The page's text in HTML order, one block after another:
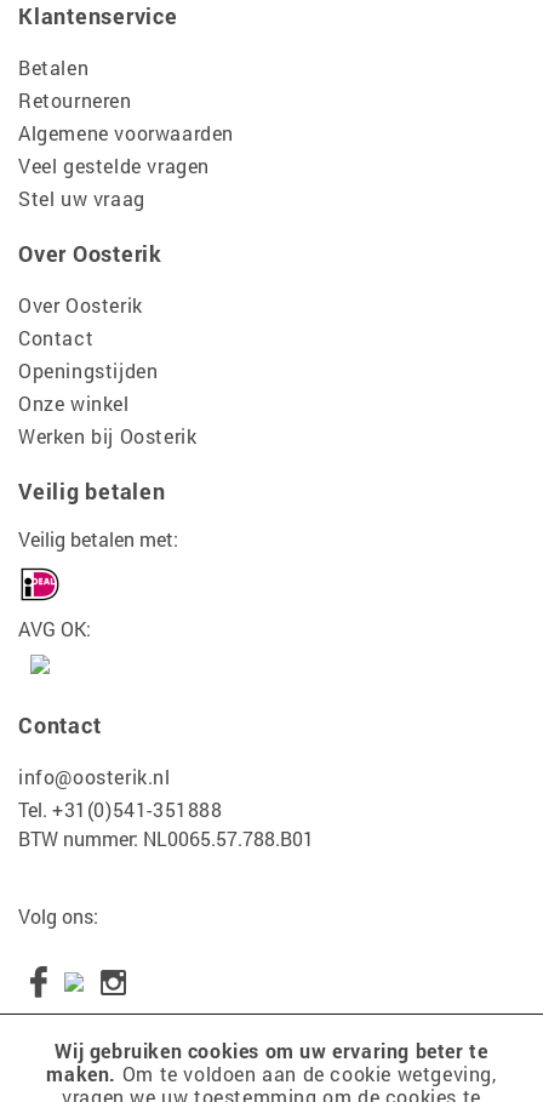
Wij gebruiken cookies om uw ervaring beter te
maken. Om te voldoen aan de cookie wetgeving,
vragen we uw toestemming om de cookies te
Klantenservice
Betalen
Retourneren
Algemene voorwaarden
Veel gestelde vragen
Stel uw vraag
Over Oosterik
Over Oosterik
Contact
Openingstijden
Onze winkel
Werken bij Oosterik
Veilig betalen
Veilig betalen met:
AVG OK:
Contact
info@oosterik.nl
Tel. +31(0)541-351888
BTW nummer: NL0065.57.788.B01
Volg ons:
Copyright 2017 Tuincentrum Oosterik